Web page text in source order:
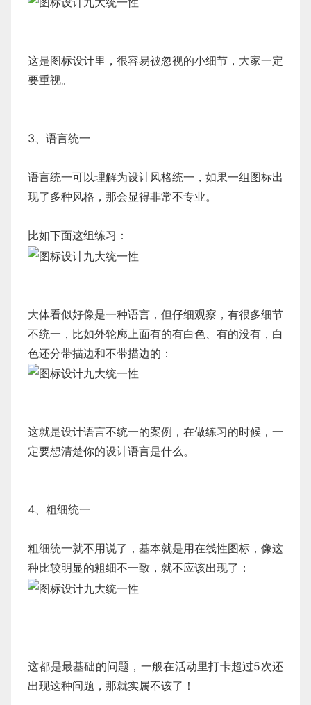
这是图标设计里，很容易被忽视的小细节，大家一定
要重视。
3、语言统一
语言统一可以理解为设计风格统一，如果一组图标出
现了多种风格，那会显得非常不专业。
比如下面这组练习：
大体看似好像是一种语言，但仔细观察，有很多细节
不统一，比如外轮廓上面有的有白色、有的没有，白
色还分带描边和不带描边的：
这就是设计语言不统一的案例，在做练习的时候，一
定要想清楚你的设计语言是什么。
4、粗细统一
粗细统一就不用说了，基本就是用在线性图标，像这
种比较明显的粗细不一致，就不应该出现了：
这都是最基础的问题，一般在活动里打卡超过5次还
出现这种问题，那就实属不该了！